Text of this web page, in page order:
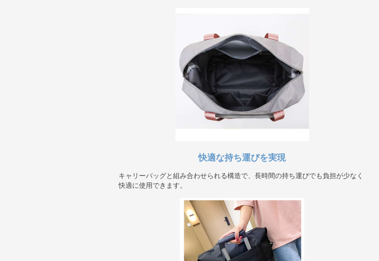
快適な持ち運びを実現
キャリーバッグと組み合わせられる構造で、長時間の持ち運びでも負担が少なく
快適に使用できます。